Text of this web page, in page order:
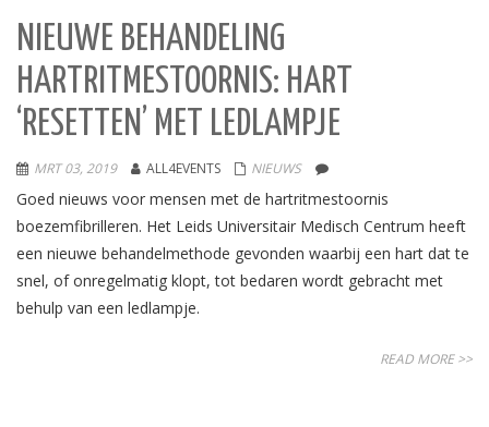
NIEUWE BEHANDELING
HARTRITMESTOORNIS: HART
‘RESETTEN’ MET LEDLAMPJE
MRT 03, 2019 ALL4EVENTS NIEUWS
Goed nieuws voor mensen met de hartritmestoornis
boezemfibrilleren. Het Leids Universitair Medisch Centrum heeft
een nieuwe behandelmethode gevonden waarbij een hart dat te
snel, of onregelmatig klopt, tot bedaren wordt gebracht met
behulp van een ledlampje.
READ MORE >>